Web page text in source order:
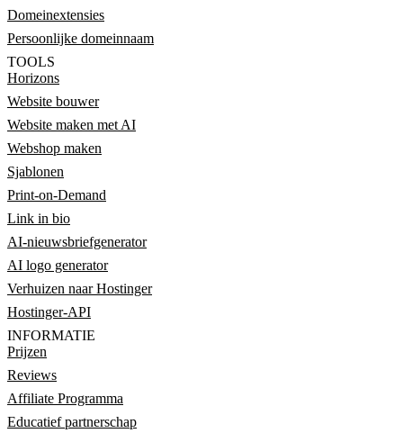
Domeinextensies
Persoonlijke domeinnaam
TOOLS
Horizons
Website bouwer
Website maken met AI
Webshop maken
Sjablonen
Print-on-Demand
Link in bio
AI-nieuwsbriefgenerator
AI logo generator
Verhuizen naar Hostinger
Hostinger-API
INFORMATIE
Prijzen
Reviews
Affiliate Programma
Educatief partnerschap